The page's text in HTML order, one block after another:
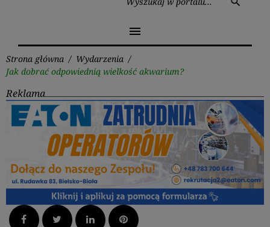
menu
Strona główna / Wydarzenia /
Jak dobrać odpowiednią wielkość akwarium?
Reklama
Facebook Twitter LinkedInPinterest